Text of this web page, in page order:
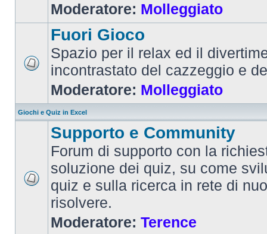
Moderatore: Molleggiato
Fuori Gioco
Spazio per il relax ed il
incontrastato del cazzeggio e
Moderatore: Molleggiato
Giochi e Quiz in Excel
Supporto e Community
Forum di supporto con la
soluzione dei quiz, su come
quiz e sulla ricerca in rete di
risolvere.
Moderatore: Terence